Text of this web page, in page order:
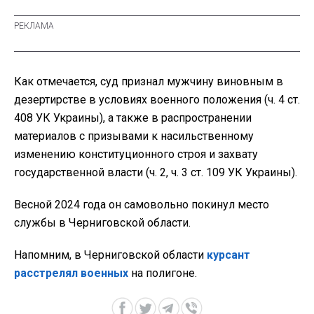
Как отмечается, суд признал мужчину виновным в
дезертирстве в условиях военного положения (ч. 4 ст.
408 УК Украины), а также в распространении
материалов с призывами к насильственному
изменению конституционного строя и захвату
государственной власти (ч. 2, ч. 3 ст. 109 УК Украины).
Весной 2024 года он самовольно покинул место
службы в Черниговской области.
Напомним, в Черниговской области курсант
расстрелял военных на полигоне.